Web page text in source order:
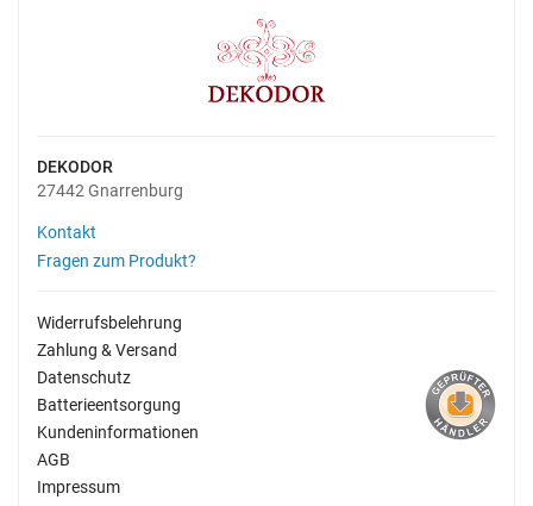
DEKODOR
27442 Gnarrenburg
Kontakt
Fragen zum Produkt?
Widerrufsbelehrung
Zahlung & Versand
Datenschutz
Batterieentsorgung
Kundeninformationen
AGB
Impressum